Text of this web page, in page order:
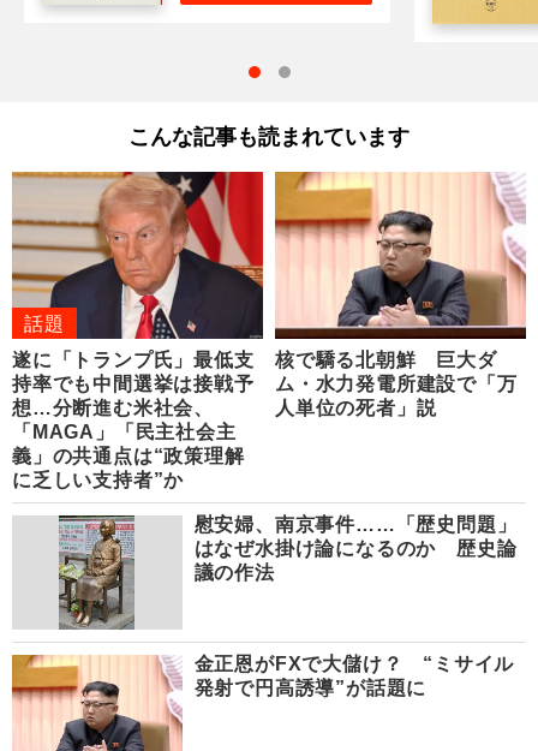
こんな記事も読まれています
話題
遂に「トランプ氏」最低支
持率でも中間選挙は接戦予
想…分断進む米社会、
「MAGA」「民主社会主
義」の共通点は“政策理解
に乏しい支持者”か
核で驕る北朝鮮 巨大ダ
ム・水力発電所建設で「万
人単位の死者」説
慰安婦、南京事件……「歴史問題」
はなぜ水掛け論になるのか 歴史論
議の作法
金正恩がFXで大儲け？ “ミサイル
発射で円高誘導”が話題に